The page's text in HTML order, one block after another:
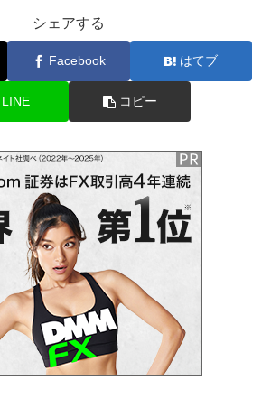
シェアする
Facebook はてブ
LINE コピー